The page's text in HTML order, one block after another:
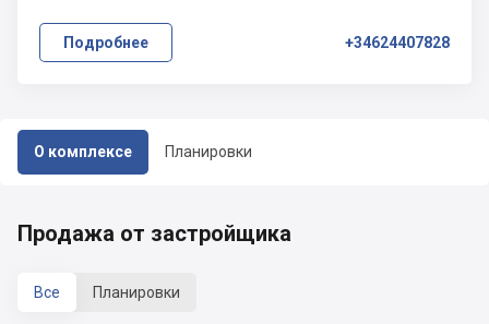
О комплексе Планировки
Подробнее +34624407828
Продажа от застройщика
Все Планировки